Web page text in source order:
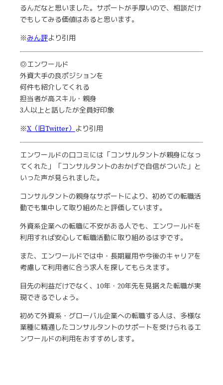
るんだなと思いました。サポートが手厚いので、相談だけ
でもしてみる価値はあると思います。
※みん評より引用
◎エンワールド
外資大手の良ポジションを
何件も紹介してくれる
担当者が高スキル・親身
3人以上と話したが全員好印象
※X（旧Twitter） より引用
エンワールドの口コミには「コンサルタントが親身になっ
てくれた」「コンサルタントのおかげで自信がついた」と
いった声が見られました。
コンサルタントの親身なサポートにより、初めての転職活
動でも集中して取り組めたと評価しています。
外資系企業への転職に不安がある人でも、エンワールドを
利用すれば安心して転職活動に取り組めるはずです。
また、エンワールドでは中・長期雇用や今後のキャリアを
考慮して利用者に合う求人を探してもらえます。
目先の利益だけでなく、10年・20年先を見据えた転職が実
現できるでしょう。
初めて外資系・グローバル企業への転職する人は、多様な
業種に精通したコンサルタントのサポートを受けられるエ
ンワールドの利用をおすすめします。